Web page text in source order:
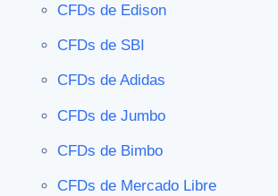
CFDs de Edison
CFDs de SBI
CFDs de Adidas
CFDs de Jumbo
CFDs de Bimbo
CFDs de Mercado Libre